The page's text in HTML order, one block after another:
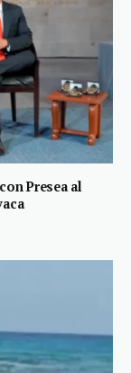
Presea al